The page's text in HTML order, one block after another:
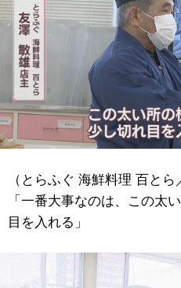
（とらふぐ 海鮮料理 百とら
「一番大事なのは、この太
目を入れる」